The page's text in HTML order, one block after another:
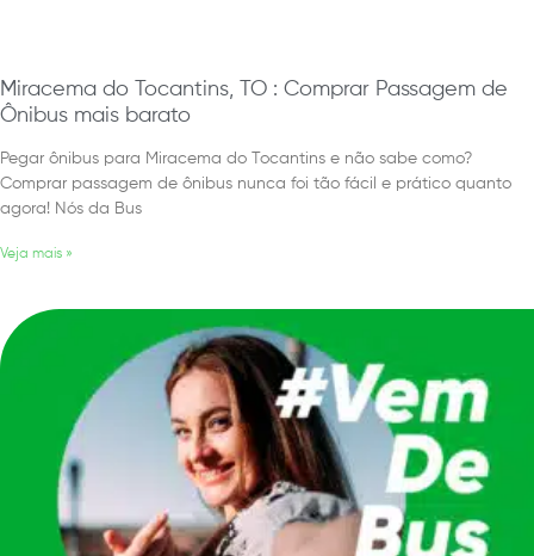
Miracema do Tocantins, TO : Comprar Passagem de
Ônibus mais barato
Pegar ônibus para Miracema do Tocantins e não sabe como?
Comprar passagem de ônibus nunca foi tão fácil e prático quanto
agora! Nós da Bus
Veja mais »